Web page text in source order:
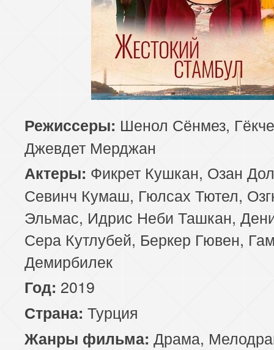
74 серия
75 серия
78 серия
79 серия
82 серия
83 серия
86 серия
87 серия
89 серия
91 серия
93 серия
94 серия
95 серия
97 серия
98 серия 99 серия
101 серия
102 серия 103 серия
105 серия
106 серия
109 серия
113 серия
114 серия 115 серия
Режиссеры: Шенол Сёнмез,
Джевдет Мерджан
Актеры: Фикрет Кушкан, Озан
Севинч Кумаш, Гюлсах Тютел,
Эльмас, Идрис Неби Ташкан,
Сера Кутлубей, Беркер Гювен,
Демирбилек
Год: 2019
Страна: Турция
Жанры фильма: Драма,